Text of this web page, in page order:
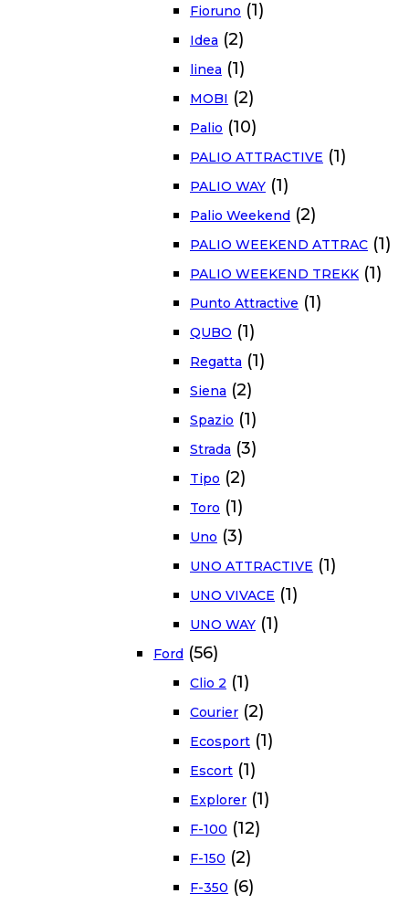
Fioruno (1)
Idea (2)
linea (1)
MOBI (2)
Palio (10)
PALIO ATTRACTIVE (1)
PALIO WAY (1)
Palio Weekend (2)
PALIO WEEKEND ATTRAC (1)
PALIO WEEKEND TREKK (1)
Punto Attractive (1)
QUBO (1)
Regatta (1)
Siena (2)
Spazio (1)
Strada (3)
Tipo (2)
Toro (1)
Uno (3)
UNO ATTRACTIVE (1)
UNO VIVACE (1)
UNO WAY (1)
Ford (56)
Clio 2 (1)
Courier (2)
Ecosport (1)
Escort (1)
Explorer (1)
F-100 (12)
F-150 (2)
F-350 (6)